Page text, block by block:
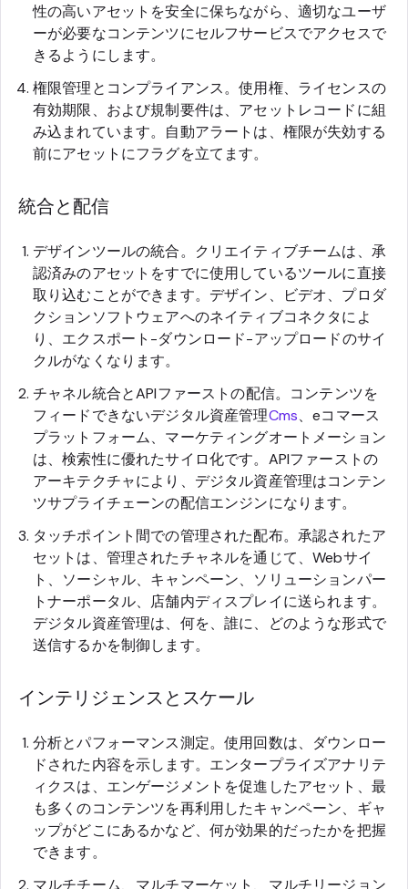
性の高いアセットを安全に保ちながら、適切なユーザ
ーが必要なコンテンツにセルフサービスでアクセスで
きるようにします。
権限管理とコンプライアンス。使用権、ライセンスの
有効期限、および規制要件は、アセットレコードに組
み込まれています。自動アラートは、権限が失効する
前にアセットにフラグを立てます。
統合と配信
デザインツールの統合。クリエイティブチームは、承
認済みのアセットをすでに使用しているツールに直接
取り込むことができます。デザイン、ビデオ、プロダ
クションソフトウェアへのネイティブコネクタによ
り、エクスポート-ダウンロード-アップロードのサイ
クルがなくなります。
チャネル統合とAPIファーストの配信。コンテンツを
フィードできないデジタル資産管理Cms、eコマース
プラットフォーム、マーケティングオートメーション
は、検索性に優れたサイロ化です。APIファーストの
アーキテクチャにより、デジタル資産管理はコンテン
ツサプライチェーンの配信エンジンになります。
タッチポイント間での管理された配布。承認されたア
セットは、管理されたチャネルを通じて、Webサイ
ト、ソーシャル、キャンペーン、ソリューションパー
トナーポータル、店舗内ディスプレイに送られます。
デジタル資産管理は、何を、誰に、どのような形式で
送信するかを制御します。
インテリジェンスとスケール
分析とパフォーマンス測定。使用回数は、ダウンロー
ドされた内容を示します。エンタープライズアナリテ
ィクスは、エンゲージメントを促進したアセット、最
も多くのコンテンツを再利用したキャンペーン、ギャ
ップがどこにあるかなど、何が効果的だったかを把握
できます。
マルチチーム、マルチマーケット、マルチリージョン